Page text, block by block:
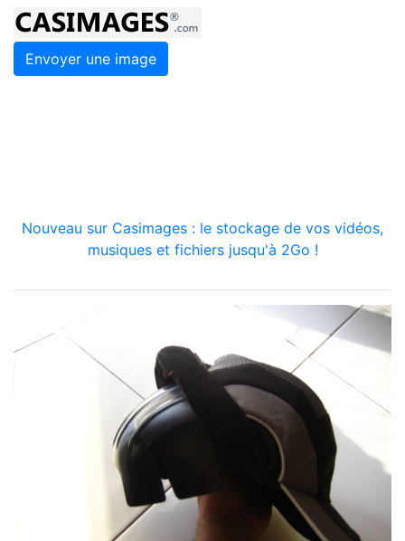
Envoyer une image
Nouveau sur Casimages : le stockage de vos vidéos,
musiques et fichiers jusqu'à 2Go !